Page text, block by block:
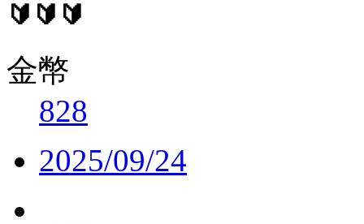
🔰🔰🔰
金幣
828
2025/09/24